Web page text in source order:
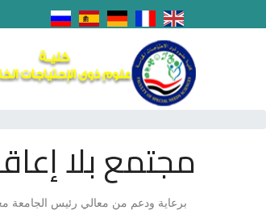
مجتمع بلا
برعاية ودعم من معالي رئيس الجامعة